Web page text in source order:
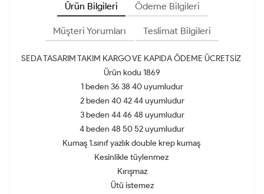
Ürün Bilgileri Ödeme Bilgileri
Müşteri Yorumları Teslimat Bilgileri
SEDA TASARIM TAKIM KARGO VE KAPIDA ÖDEME ÜCRETSİZ
Ürün kodu 1869
1 beden 36 38 40 uyumludur
2 beden 40 42 44 uyumludur
3 beden 44 46 48 uyumludur
4 beden 48 50 52 uyumludur
Kumaş 1.sınıf yazlık double krep kumaş
Kesinlikle tüylenmez
Kırışmaz
Ütü istemez